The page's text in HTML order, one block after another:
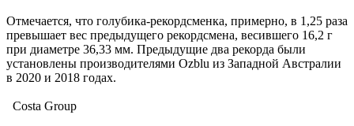
Отмечается, что голубика-рекордсменка, примерно, в 1,25 раза
превышает вес предыдущего рекордсмена, весившего 16,2 г
при диаметре 36,33 мм. Предыдущие два рекорда были
установлены производителями Ozblu из Западной Австралии
в 2020 и 2018 годах.
Costa Group